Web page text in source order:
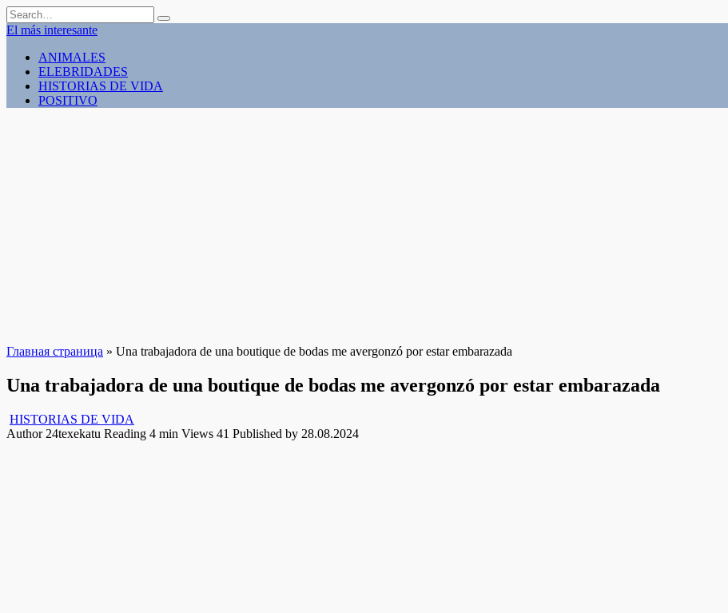
Skip
to
Search
for:
El más interesante
ANIMALES
ELEBRIDADES
HISTORIAS DE VIDA
POSITIVO
Главная страница » Una trabajadora de una boutique de bodas me avergonzó por estar embarazada
Una trabajadora de una boutique de bodas me avergonzó por estar embarazada
HISTORIAS DE VIDA
Author 24texekatu Reading 4 min Views 41 Published by 28.08.2024